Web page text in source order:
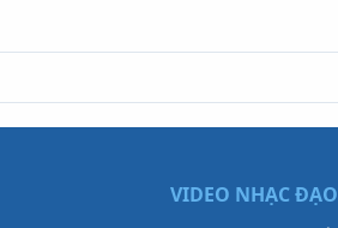
VIDEO NHẠC ĐẠO